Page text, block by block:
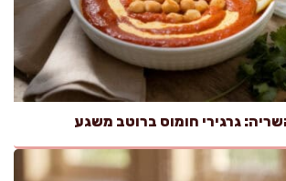
גרגירי חומוס ברוטב משגע